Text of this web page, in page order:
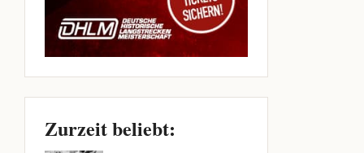
Zurzeit beliebt: